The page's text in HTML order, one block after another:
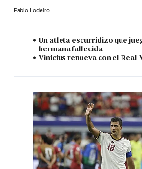
Pablo Lodeiro
Un atleta escurridizo que
hermana fallecida
Vinicius renueva con el Real